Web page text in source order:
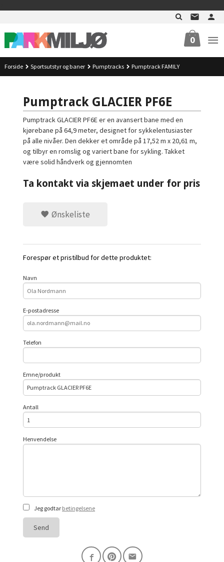
0
Forside Sportsutstyr og baner Pumptracks Pumptrack FAMILY
Pumptrack GLACIER PF6E
Pumptrack GLACIER PF6E er en avansert bane med en
kjørebane på 64,9 meter, designet for sykkelentusiaster
på alle nivåer. Den dekker et område på 17,52 m x 20,61 m,
og tilbyr en romslig og variert bane for sykling. Takket
være solid håndverk og gjennomten
Ta kontakt via skjemaet under for pris
Ønskeliste
Forespør et pristilbud for dette produktet:
Navn
E-postadresse
Telefon
Emne/produkt
Antall
Henvendelse
Jeg godtar betingelsene
Send